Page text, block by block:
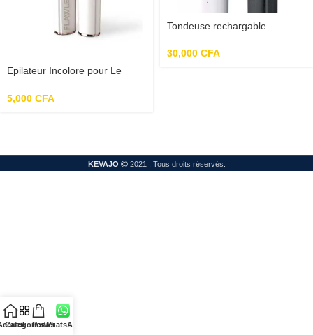
Epilateur Incolore pour Le
5,000 CFA
Tondeuse rechargable
30,000 CFA
KEVAJO 2021 . Tous droits réservés.
CategoriesPanierWhatsApp